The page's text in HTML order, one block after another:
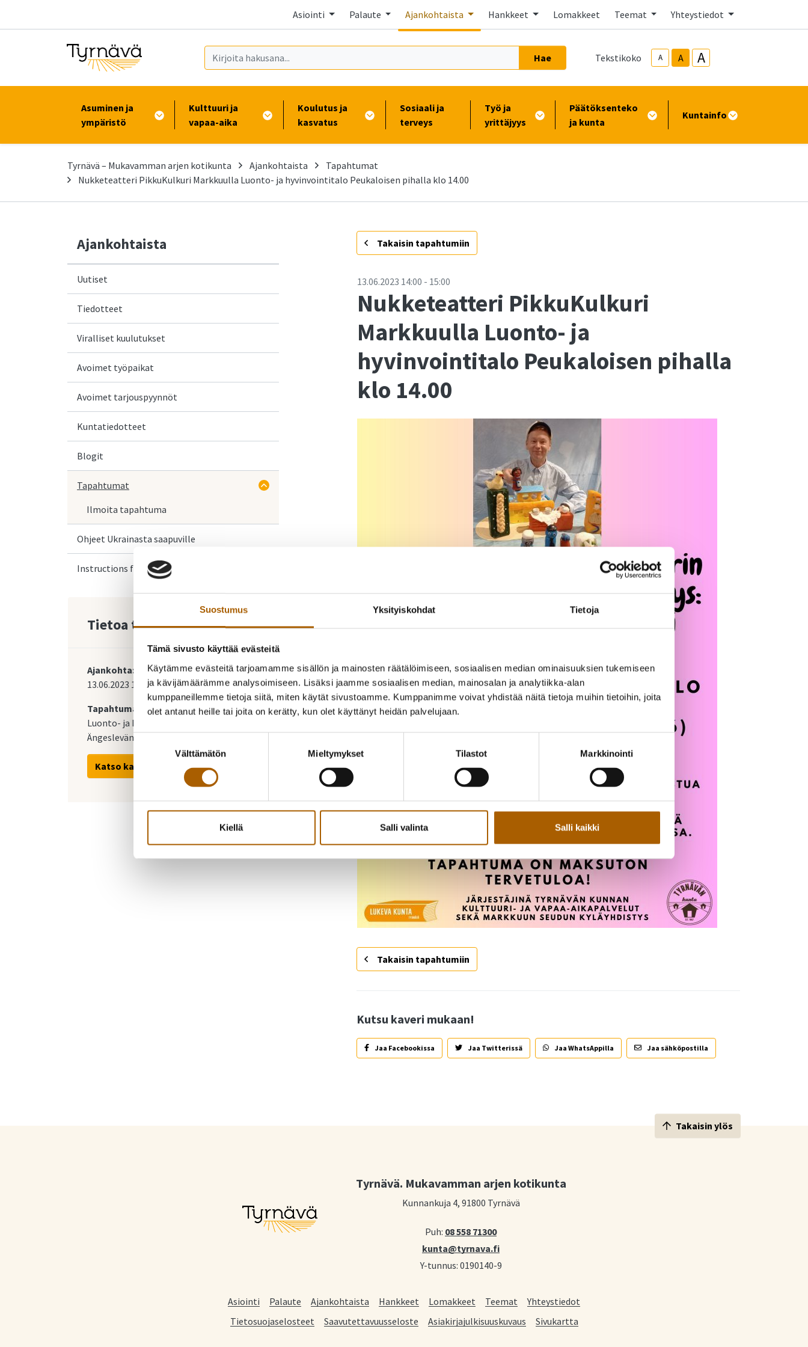
Suostumus Yksityiskohdat Tietoja
Tämä sivusto käyttää evästeitä
Käytämme evästeitä tarjoamamme sisällön ja mainosten räätälöimiseen, sosiaalisen median ominaisuuksien tukemiseen
ja kävijämäärämme analysoimiseen. Lisäksi jaamme sosiaalisen median, mainosalan ja analytiikka-alan
kumppaneillemme tietoja siitä, miten käytät sivustoamme. Kumppanimme voivat yhdistää näitä tietoja muihin tietoihin, joita
olet antanut heille tai joita on kerätty, kun olet käyttänyt heidän palvelujaan.
Suostumuksen
valinta
Välttämätön Mieltymykset Tilastot Markkinointi
Kiellä Salli valinta Salli kaikki
Asiointi Palaute Ajankohtaista Hankkeet Lomakkeet Teemat Yhteystiedot
Hae Tekstikoko A A A
Asuminen ja
ympäristö
Kulttuuri ja
vapaa-aika
Koulutus ja
kasvatus
Sosiaali ja
terveys
Työ ja
yrittäjyys
Päätöksenteko
ja kunta
Kuntainfo
Tyrnävä – Mukavamman arjen kotikunta Ajankohtaista
Tapahtumat
Nukketeatteri PikkuKulkuri Markkuulla Luonto- ja hyvinvointitalo Peukaloisen pihalla klo 14.00
Ajankohtaista
Uutiset
Tiedotteet
Viralliset kuulutukset
Avoimet työpaikat
Avoimet tarjouspyynnöt
Kuntatiedotteet
Blogit
Tapahtumat
Ilmoita tapahtuma
Ohjeet Ukrainasta saapuville
Instructions for Ukrainian arrivals
Tietoa tapahtumasta
Ajankohta:
13.06.2023 14:00- 15:00
Tapahtumapaikka:
Luonto- ja hyvinvointitalo Peukaloinen
Ängeslevän Ylipääntie 6
Katso kartalla
- Takaisin tapahtumiin
13.06.2023 14:00 - 15:00
Nukketeatteri PikkuKulkuri
Markkuulla Luonto- ja
hyvinvointitalo Peukaloisen pihalla
klo 14.00
Takaisin tapahtumiin
Kutsu kaveri mukaan!
Jaa Facebookissa Jaa Twitterissä Jaa WhatsAppilla Jaa sähköpostilla
Tyrnävä. Mukavamman arjen kotikunta
Kunnankuja 4, 91800 Tyrnävä
Puh: 08 558 71300
kunta@tyrnava.fi
Y-tunnus: 0190140-9
Asiointi Palaute Ajankohtaista Hankkeet Lomakkeet Teemat
Yhteystiedot
Tietosuojaselosteet
Saavutettavuusseloste Asiakirjajulkisuuskuvaus Sivukartta
Takaisin ylös